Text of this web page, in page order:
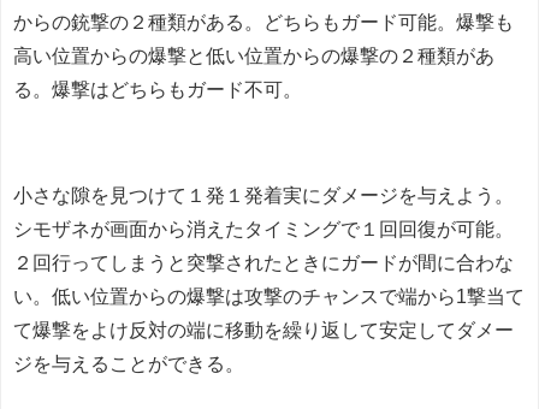
からの銃撃の２種類がある。どちらもガード可能。爆撃も
高い位置からの爆撃と低い位置からの爆撃の２種類があ
る。爆撃はどちらもガード不可。
小さな隙を見つけて１発１発着実にダメージを与えよう。
シモザネが画面から消えたタイミングで１回回復が可能。
２回行ってしまうと突撃されたときにガードが間に合わな
い。低い位置からの爆撃は攻撃のチャンスで端から1撃当て
て爆撃をよけ反対の端に移動を繰り返して安定してダメー
ジを与えることができる。